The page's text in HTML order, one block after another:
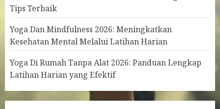
Tips Terbaik
Yoga Dan Mindfulness 2026: Meningkatkan
Kesehatan Mental Melalui Latihan Harian
Yoga Di Rumah Tanpa Alat 2026: Panduan Lengkap
Latihan Harian yang Efektif